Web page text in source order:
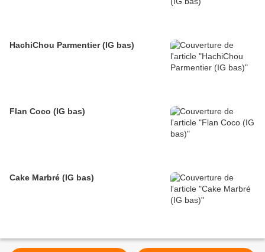
HachiChou Parmentier (IG bas)
Flan Coco (IG bas)
Cake Marbré (IG bas)